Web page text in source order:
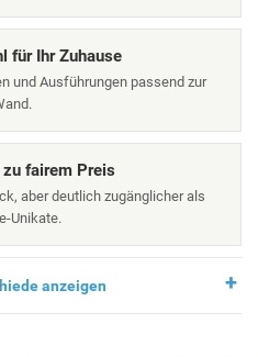
für Ihr Zuhause
und Ausführungen passend zur
fairem Preis
aber deutlich zugänglicher als
Unikate.
anzeigen